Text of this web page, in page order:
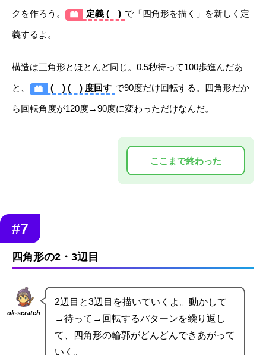
クを作ろう。 定義 ( ) で「四角形を描く」を新しく定
義するよ。
構造は三角形とほとんど同じ。0.5秒待って100歩進んだあ
と、 ( ) ( ) 度回す で90度だけ回転する。四角形だか
ら回転角度が120度→90度に変わっただけなんだ。
#7
四角形の2・3辺目
ok-scratch
2辺目と3辺目を描いていくよ。動かして
→待って→回転するパターンを繰り返し
て、四角形の輪郭がどんどんできあがって
いく。